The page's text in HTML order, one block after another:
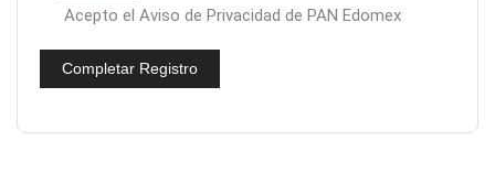
Acepto el Aviso de Privacidad de PAN Edomex